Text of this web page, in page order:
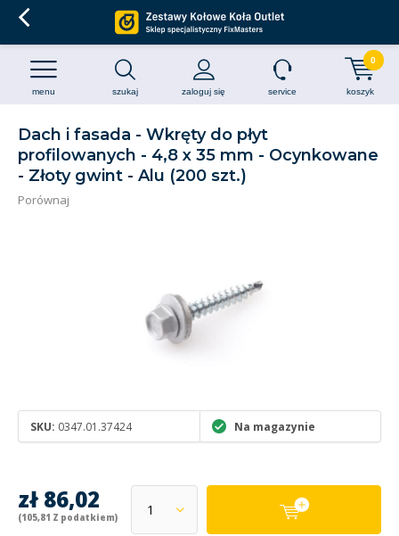
szukaj zaloguj się
menu service koszyk
0
Dach i fasada - Wkręty do płyt
profilowanych - 4,8 x 35 mm - Ocynkowane
- Złoty gwint - Alu (200 szt.)
Porównaj
SKU: 0347.01.37424 Na magazynie
zł 86,02
(105,81 Z podatkiem)